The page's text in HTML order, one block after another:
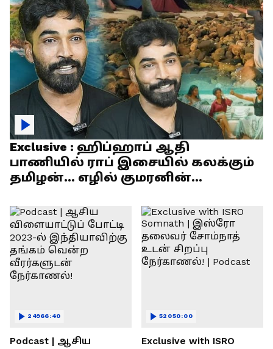
Exclusive : ஹிப்ஹாப் ஆதி
பாணியில் ராப் இசையில் கலக்கும்
தமிழன்... எழில் குமரனின்
Podcast | ஆசிய
24966:40
Exclusive with ISRO
52050:00